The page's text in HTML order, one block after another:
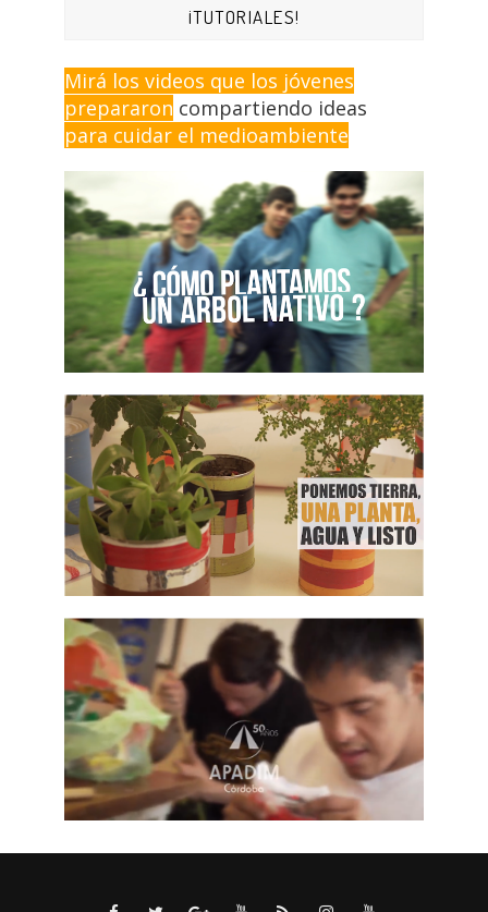
¡TUTORIALES!
Mirá los videos que los jóvenes
prepararon compartiendo ideas
para cuidar el medioambiente